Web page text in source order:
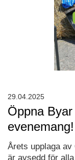
Öppna
evenemang!
Årets upplaga av
är avsedd för
29.04.2025